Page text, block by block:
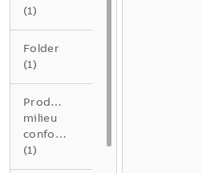
(1)
Folder
(1)
Product
milieu
conformiteitsverklaring
(1)